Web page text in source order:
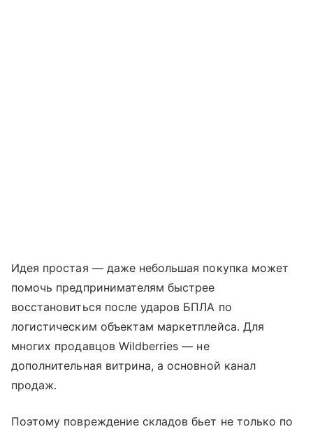
Идея простая — даже небольшая покупка может
помочь предпринимателям быстрее
восстановиться после ударов БПЛА по
логистическим объектам маркетплейса. Для
многих продавцов Wildberries — не
дополнительная витрина, а основной канал
продаж.
Поэтому повреждение складов бьет не только по